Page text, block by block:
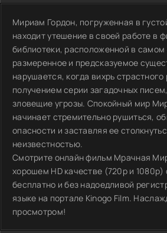
Мириам Гордон, погруженная в
находит утешение в своей работе в
библиотеки, расположенной в
размеренное и предсказуемое
нарушается, когда вихрь
получением серии загадочных
зловещие угрозы. Спокойный мир
начинает стремительно рушиться,
опасности и заставляя ее
неизвестностью.
Смотрите онлайн фильм Мрачная
хорошем HD качестве (720p и
бесплатно и без надоедливой
языке на портале Kinogo Film.
просмотром!